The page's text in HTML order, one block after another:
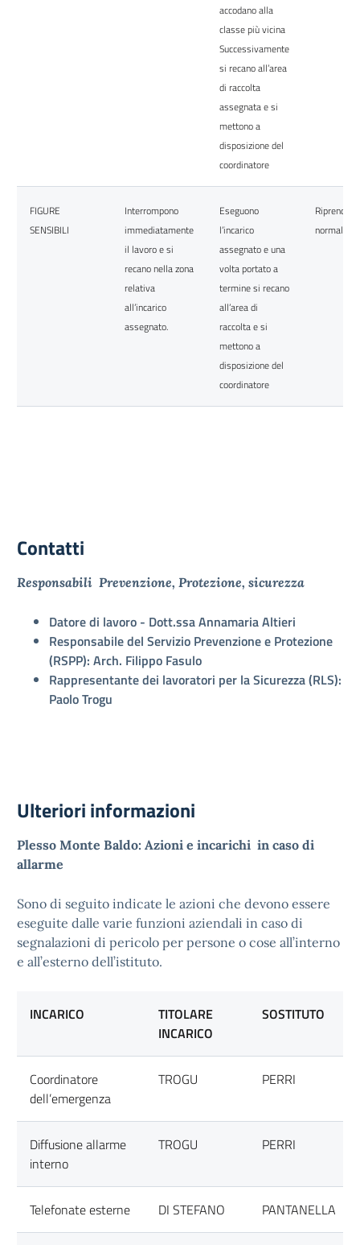
accodano alla
classe più vicina
Successivamente
si recano all’area
di raccolta
assegnata e si
mettono a
disposizione del
coordinatore
FIGURE
SENSIBILI
Interrompono
immediatamente
il lavoro e si
recano nella zona
relativa
all’incarico
assegnato.
Eseguono
l’incarico
assegnato e una
volta portato a
termine si recano
all’area di
raccolta e si
mettono a
disposizione del
coordinatore
normale
Contatti
Responsabili Prevenzione, Protezione, sicurezza
Datore di lavoro - Dott.ssa Annamaria Altieri
Responsabile del Servizio Prevenzione e Protezione
(RSPP): Arch. Filippo Fasulo
Rappresentante dei lavoratori per la Sicurezza (RLS):
Paolo Trogu
Ulteriori informazioni
Plesso Monte Baldo: Azioni e incarichi in caso di
allarme
Sono di seguito indicate le azioni che devono essere
eseguite dalle varie funzioni aziendali in caso di
segnalazioni di pericolo per persone o cose all’interno
e all’esterno dell’istituto.
INCARICO
TITOLARE
INCARICO
SOSTITUTO
Coordinatore
dell’emergenza
TROGU PERRI
Diffusione allarme
interno
TROGU PERRI
Telefonate esterne DI STEFANO PANTANELLA